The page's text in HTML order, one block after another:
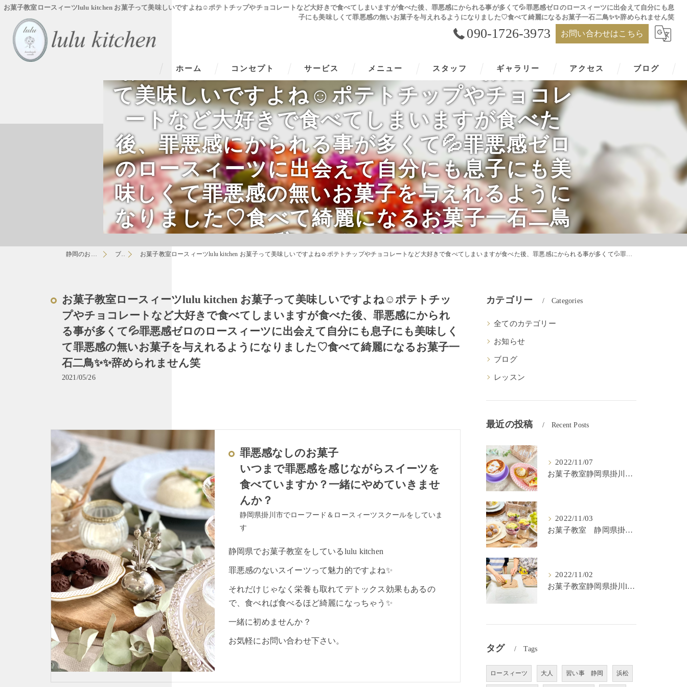
お菓子教室ロースィーツlulu kitchen お菓子って美味しいですよね☺️ポテトチップやチョコレートなど大好きで食べてしまいますが食べた後、罪悪感にかられる事が多くて💦罪悪感ゼロのロースィーツに出会えて自分にも息
子にも美味しくて罪悪感の無いお菓子を与えれるようになりました♡食べて綺麗になるお菓子一石二鳥✨✨辞められません笑
090-1726-3973 お問い合わせはこちら
ホーム コンセプト サービス メニュー スタッフ ギャラリー アクセス ブログ
お菓子教室ロースィーツlulu kitchen お菓子っ
て美味しいですよね☺️ポテトチップやチョコレ
ートなど大好きで食べてしまいますが食べた
後、罪悪感にかられる事が多くて💦罪悪感ゼロ
のロースィーツに出会えて自分にも息子にも美
味しくて罪悪感の無いお菓子を与えれるように
なりました♡食べて綺麗になるお菓子一石二鳥
✨✨辞められません笑
静岡のお菓子教室はlulu ブログ お菓子教室ロースィーツlulu kitchen お菓子って美味しいですよね☺️ポテトチップやチョコレートなど大好きで食べてしまいますが食べた後、罪悪感にかられる事が多くて💦罪悪感ゼロのロースィーツに出会えて自分にも息子にも美味しくて罪悪感の無いお菓子を与えれるようになりました♡食べて綺麗になるお菓子一石二鳥✨✨辞められません笑
お菓子教室ロースィーツlulu kitchen お菓子って美味しいですよね☺️ポテトチッ
プやチョコレートなど大好きで食べてしまいますが食べた後、罪悪感にかられ
る事が多くて💦罪悪感ゼロのロースィーツに出会えて自分にも息子にも美味しく
て罪悪感の無いお菓子を与えれるようになりました♡食べて綺麗になるお菓子一
石二鳥✨✨辞められません笑
2021/05/26
罪悪感なしのお菓子
いつまで罪悪感を感じながらスイーツを
食べていますか？一緒にやめていきませ
んか？
静岡県掛川市でローフード＆ロースィーツスクールをしていま
す
静岡県でお菓子教室をしているlulu kitchen
罪悪感のないスイーツって魅力的ですよね✨
それだけじゃなく栄養も取れてデトックス効果もあるの
で、食べれば食べるほど綺麗になっちゃう✨
一緒に初めませんか？
お気軽にお問い合わせ下さい。
カテゴリー Categories
全てのカテゴリー
お知らせ
ブログ
レッスン
最近の投稿 Recent Posts
2022/11/07
お菓子教室静岡県掛川市lulu kitchen
2022/11/03
お菓子教室 静岡県掛川市 lulu kitchen
2022/11/02
お菓子教室静岡県掛川lulu kitchen
タグ Tags
ロースィーツ 大人 習い事 静岡 浜松